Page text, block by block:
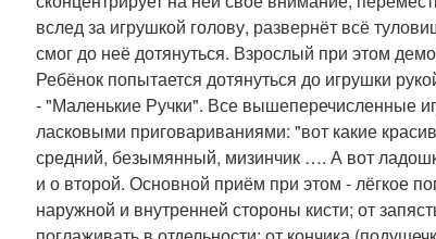
вслед за игрушкой голову, развернёт всё
смог до неё дотянуться. Взрослый при этом
Ребёнок попытается дотянуться до игрушки
- "Маленькие Ручки". Все вышеперечисленные
ласковыми приговариваниями: "вот какие
средний, безымянный, мизинчик …. А вот
и о второй. Основной приём при этом - лёгкое
наружной и внутренней стороны кисти; от